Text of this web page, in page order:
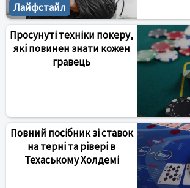
Лайфстайл
Просунуті техніки покеру,
які повинен знати кожен
гравець
Повний посібник зі ставок
на терні та рівері в
Техаському Холдемі